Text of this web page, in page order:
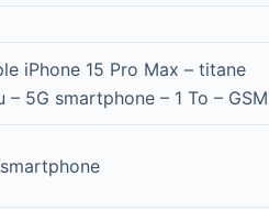
iPhone 15 Pro Max – titane
– 5G smartphone – 1 To – GSM